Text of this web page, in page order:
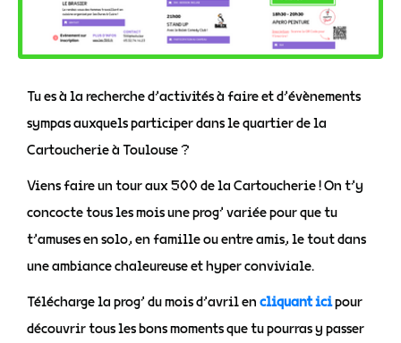
Tu es à la recherche d’activités à faire et d’évènements
sympas auxquels participer dans le quartier de la
Cartoucherie à Toulouse ?
Viens faire un tour aux 500 de la Cartoucherie ! On t’y
concocte tous les mois une prog’ variée pour que tu
t’amuses en solo, en famille ou entre amis, le tout dans
une ambiance chaleureuse et hyper conviviale.
Télécharge la prog’ du mois d’avril en cliquant icipour
découvrir tous les bons moments que tu pourras y passer